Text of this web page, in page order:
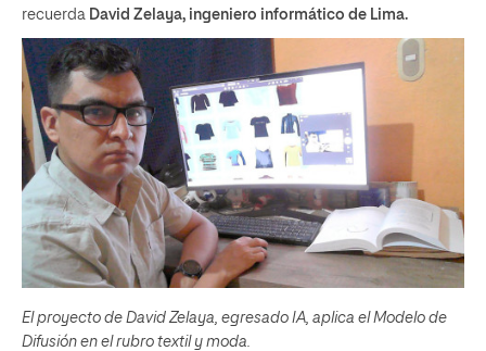
recuerda David Zelaya, ingeniero informático de Lima.
El proyecto de David Zelaya, egresado IA, aplica el Modelo de
Difusión en el rubro textil y moda.